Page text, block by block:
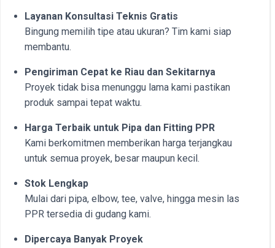
Layanan Konsultasi Teknis Gratis
Bingung memilih tipe atau ukuran? Tim kami siap
membantu.
Pengiriman Cepat ke Riau dan Sekitarnya
Proyek tidak bisa menunggu lama kami pastikan
produk sampai tepat waktu.
Harga Terbaik untuk Pipa dan Fitting PPR
Kami berkomitmen memberikan harga terjangkau
untuk semua proyek, besar maupun kecil.
Stok Lengkap
Mulai dari pipa, elbow, tee, valve, hingga mesin las
PPR tersedia di gudang kami.
Dipercaya Banyak Proyek